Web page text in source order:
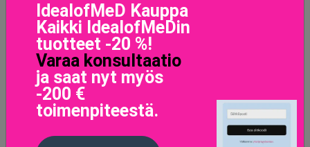
IdealofMeD Kauppa
Kaikki IdealofMeDin
tuotteet -20 %!
Varaa konsultaatio
ja saat nyt myös
-200 €
toimenpiteestä.